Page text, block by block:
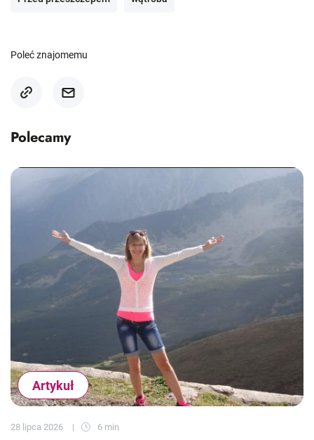
Poleć znajomemu
Polecamy
Artykuł
28 lipca 2026 6 min